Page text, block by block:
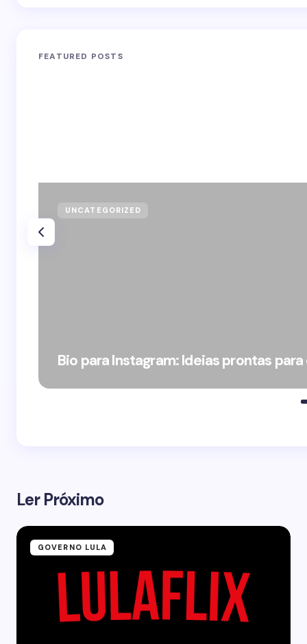
FEATURED POSTS
UNCATEGORIZED
Bio para Instagram: Ideias prontas
Ler Próximo
GOVERNO LULA